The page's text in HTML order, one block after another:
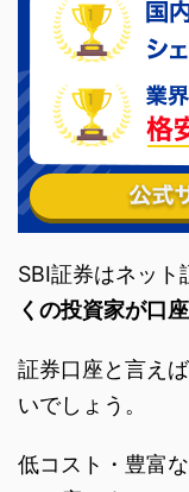
SBI証券はネット
くの投資家が口
証券口座と言え
いでしょう。
低コスト・豊富